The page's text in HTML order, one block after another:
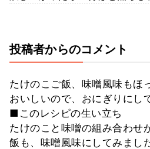
投稿者からのコメント
たけのこご飯、味噌風味もほ
おいしいので、おにぎりにし
■このレシピの生い立ち
たけのこと味噌の組み合わせ
飯も、味噌風味にしてみまし